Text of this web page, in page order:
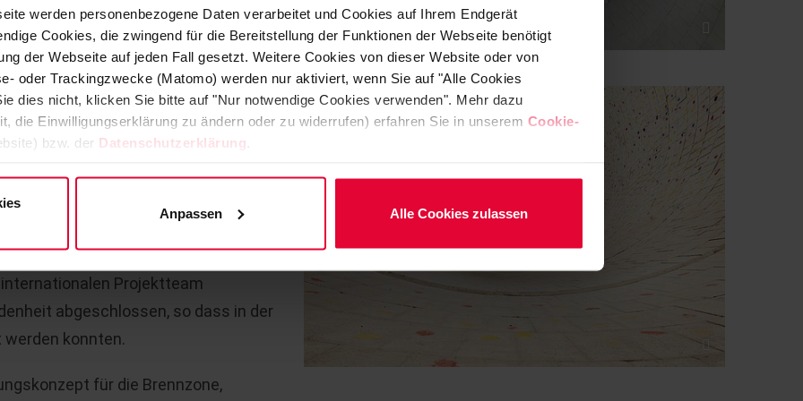
werden personenbezogene Daten verarbeitet und Cookies auf Ihrem Endgerät
Cookies, die zwingend für die Bereitstellung der Funktionen der Webseite benötigt
der Webseite auf jeden Fall gesetzt. Weitere Cookies von dieser Website oder von
oder Trackingzwecke (Matomo) werden nur aktiviert, wenn Sie auf "Alle Cookies
dies nicht, klicken Sie bitte auf "Nur notwendige Cookies verwenden". Mehr dazu
die Einwilligungserklärung zu ändern oder zu widerrufen) erfahren Sie in unserem Cookie-
bzw. der Datenschutzerklärung
Anpassen Alle Cookies zulassen
Know-How in diesem
für den Zuschlag.
Supervision wurden vom
Installation vor Ort
von Iain Bennet
aus Australien, Neuseeland,
mit einer Mannschaft aus
wurde die ambitionierte
Ofenübergabe – eingehalten.
Projektteam
abgeschlossen, so dass in der
konnten.
für die Brennzone,